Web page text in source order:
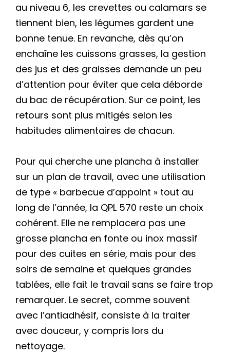
au niveau 6, les crevettes ou calamars se
tiennent bien, les légumes gardent une
bonne tenue. En revanche, dès qu’on
enchaîne les cuissons grasses, la gestion
des jus et des graisses demande un peu
d’attention pour éviter que cela déborde
du bac de récupération. Sur ce point, les
retours sont plus mitigés selon les
habitudes alimentaires de chacun.
Pour qui cherche une plancha à installer
sur un plan de travail, avec une utilisation
de type « barbecue d’appoint » tout au
long de l’année, la QPL 570 reste un choix
cohérent. Elle ne remplacera pas une
grosse plancha en fonte ou inox massif
pour des cuites en série, mais pour des
soirs de semaine et quelques grandes
tablées, elle fait le travail sans se faire trop
remarquer. Le secret, comme souvent
avec l’antiadhésif, consiste à la traiter
avec douceur, y compris lors du
nettoyage.